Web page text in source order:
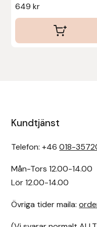
649kr
Kundtjänst
Telefon: +46018-
Mån-Tors 12.00-14.00
Lör 12.00-14.00
Övriga tider maila: